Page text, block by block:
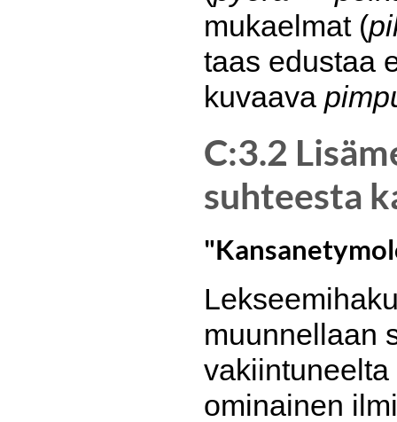
mukaelmat (
taas edustaa
kuvaava
C:3.2
suhteesta
muunnellaan
ominainen